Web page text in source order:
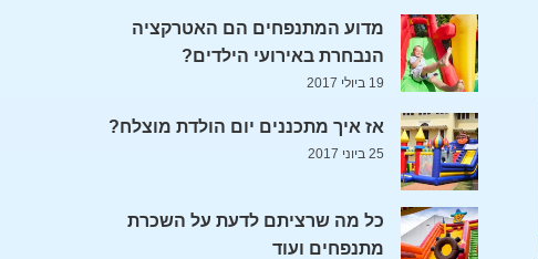
מדוע המתנפחים הם האטרקציה
הנבחרת באירועי הילדים?
19 ביולי 2017
אז איך מתכננים יום הולדת מוצלח?
25 ביוני 2017
כל מה שרציתם לדעת על השכרת
מתנפחים ועוד